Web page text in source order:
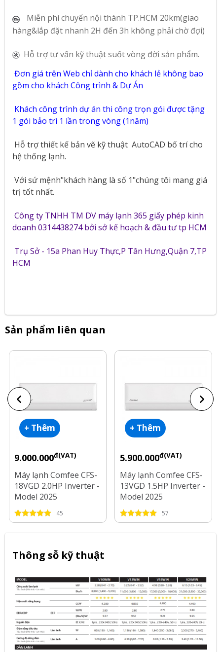
Miễn phí chuyển nội thành TP.HCM 20km(giao
hàng&lắp đặt nhanh 2H đến 3h không phải chờ đợi)
Hỗ trợ tư vấn kỹ thuật suốt vòng đời sản phẩm.
Đơn giá trên Web chỉ dành cho khách lẻ không bao
gồm cho khách Công trình & Dự Án
Khách công trình dự án thi công trọn gói được tặng
1 gói bảo trì 1 lần trong vòng (1năm)
Hỗ trợ thiết kế bản vẽ kỹ thuật AutoCAD bố trí cho
hệ thống lạnh.
Với sứ mệnh"khách hàng là số 1"chúng tôi mang giá
trị tốt nhất.
Công ty TNHH TM DV máy lạnh 365 giấy phép kinh
doanh 0314438274 bởi sở kế hoạch & đầu tư tp HCM
Trụ Sở - 15a Phan Huy Thực,P Tân Hưng,Quận 7,TP
HCM
Sản phẩm liên quan
+ Thêm
9.000.000đ(VAT)
Máy lạnh Comfee CFS-
18VGD 2.0HP Inverter -
Model 2025
45
+ Thêm
5.900.000đ(VAT)
Máy lạnh Comfee CFS-
13VGD 1.5HP Inverter -
Model 2025
57
Thông sỗ kỹ thuật